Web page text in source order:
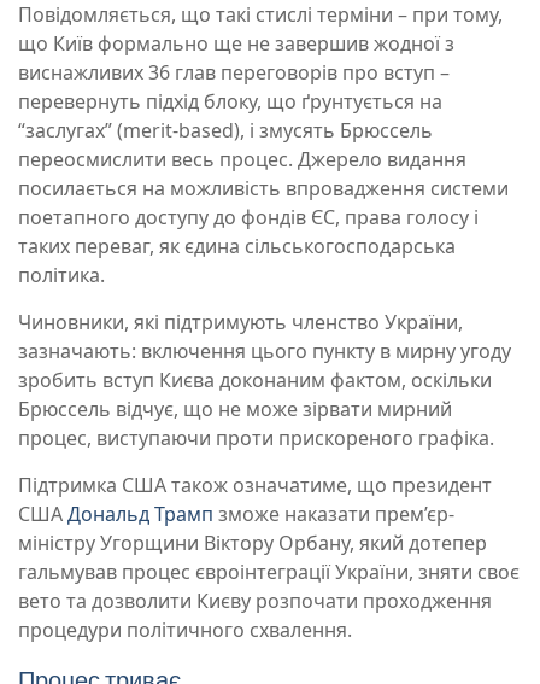
Повідомляється, що такі стислі терміни – при тому,
що Київ формально ще не завершив жодної з
виснажливих 36 глав переговорів про вступ –
перевернуть підхід блоку, що ґрунтується на
“заслугах” (merit-based), і змусять Брюссель
переосмислити весь процес. Джерело видання
посилається на можливість впровадження системи
поетапного доступу до фондів ЄС, права голосу і
таких переваг, як єдина сільськогосподарська
політика.
Чиновники, які підтримують членство України,
зазначають: включення цього пункту в мирну угоду
зробить вступ Києва доконаним фактом, оскільки
Брюссель відчує, що не може зірвати мирний
процес, виступаючи проти прискореного графіка.
Підтримка США також означатиме, що президент
СШАДональд Трамп зможе наказати прем’єр-
міністру Угорщини Віктору Орбану, який дотепер
гальмував процес євроінтеграції України, зняти своє
вето та дозволити Києву розпочати проходження
процедури політичного схвалення.